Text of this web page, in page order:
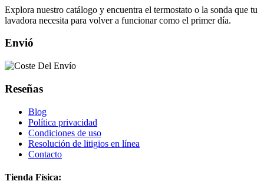
Explora nuestro catálogo y encuentra el termostato o la sonda que tu
lavadora necesita para volver a funcionar como el primer día.
Envió
Reseñas
Blog
Política privacidad
Condiciones de uso
Resolución de litigios en línea
Contacto
Tienda Física: